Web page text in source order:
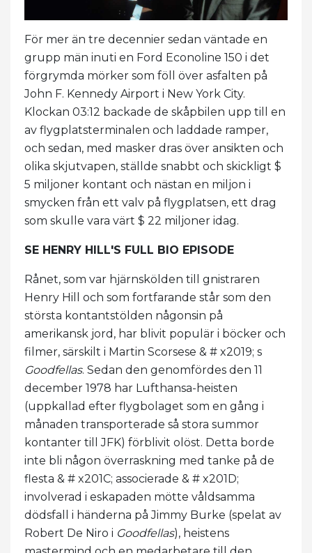
För mer än tre decennier sedan väntade en
grupp män inuti en Ford Econoline 150 i det
förgrymda mörker som föll över asfalten på
John F. Kennedy Airport i New York City.
Klockan 03:12 backade de skåpbilen upp till en
av flygplatsterminalen och laddade ramper,
och sedan, med masker dras över ansikten och
olika skjutvapen, ställde snabbt och skickligt $
5 miljoner kontant och nästan en miljon i
smycken från ett valv på flygplatsen, ett drag
som skulle vara värt $ 22 miljoner idag.
SE HENRY HILL'S FULL BIO EPISODE
Rånet, som var hjärnskölden till gnistraren
Henry Hill och som fortfarande står som den
största kontantstölden någonsin på
amerikansk jord, har blivit populär i böcker och
filmer, särskilt i Martin Scorsese & # x2019; s
Goodfellas. Sedan den genomfördes den 11
december 1978 har Lufthansa-heisten
(uppkallad efter flygbolaget som en gång i
månaden transporterade så stora summor
kontanter till JFK) förblivit olöst. Detta borde
inte bli någon överraskning med tanke på de
flesta & # x201C; associerade & # x201D;
involverad i eskapaden mötte våldsamma
dödsfall i händerna på Jimmy Burke (spelat av
Robert De Niro i Goodfellas), heistens